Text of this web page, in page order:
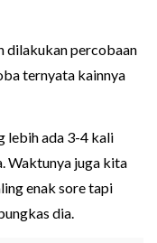
dilakukan percobaan
ternyata kainnya
lebih ada 3-4 kali
Waktunya juga kita
enak sore tapi
dia.